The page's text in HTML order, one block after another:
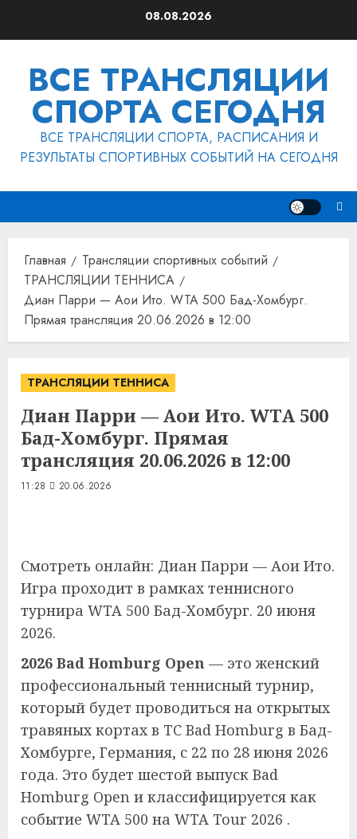
08.08.2026
ВСЕ ТРАНСЛЯЦИИ
СПОРТА СЕГОДНЯ
ВСЕ ТРАНСЛЯЦИИ СПОРТА, РАСПИСАНИЯ И
РЕЗУЛЬТАТЫ СПОРТИВНЫХ СОБЫТИЙ НА СЕГОДНЯ
Главная
Трансляции спортивных событий
ТРАНСЛЯЦИИ ТЕННИСА
Диан Парри — Аои Ито. WTA 500 Бад-Хомбург.
Прямая трансляция 20.06.2026 в 12:00
ТРАНСЛЯЦИИ ТЕННИСА
Диан Парри — Аои Ито. WTA 500
Бад-Хомбург. Прямая
трансляция 20.06.2026 в 12:00
11:28 20.06.2026
Смотреть онлайн: Диан Парри — Аои Ито.
Игра проходит в рамках теннисного
турнира WTA 500 Бад-Хомбург. 20 июня
2026.
2026 Bad Homburg Open — это женский
профессиональный теннисный турнир,
который будет проводиться на открытых
травяных кортах в TC Bad Homburg в Бад-
Хомбурге, Германия, с 22 по 28 июня 2026
года. Это будет шестой выпуск Bad
Homburg Open и классифицируется как
событие WTA 500 на WTA Tour 2026 .